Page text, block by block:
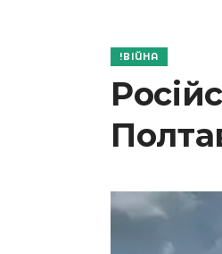
ВІЙНА